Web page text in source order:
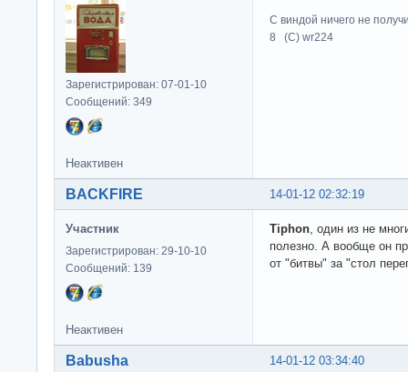
Зарегистрирован: 07-01-10
Сообщений: 349
С виндой ничего не
8 (C) wr224
Неактивен
14-01-12 02:32:19
BACKFIRE
Участник
Зарегистрирован: 29-10-10
Сообщений: 139
Tiphon , один из не
полезно. А вообще он
от "битвы" за "стол
Неактивен
14-01-12 03:34:40
Babusha